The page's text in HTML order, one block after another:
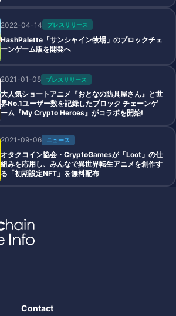
2022-04-14 プレスリリース
HashPalette「サンシャイン牧場」のブロックチェ
ーンゲーム版を開発へ
2021-01-08 プレスリリース
大人気ショートアニメ『おとなの防具屋さん』と世
界No.1ユーザー数を記録したブロック チェーンゲ
ーム『My Crypto Heroes』がコラボを開始!
2021-09-06 ニュース
オタクコイン協会・CryptoGamesが「Loot」の仕
組みを応用し、みんなで異世界転生アニメを創作す
る「初期設定NFT」を無料配布
Contact